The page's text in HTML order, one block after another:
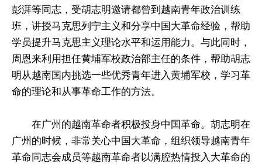
彭湃等同志，受胡志明邀请都曾到越南青年政治训练
班，讲授马克思列宁主义和分享中国大革命经验，帮助
学员提升马克思主义理论水平和运用能力。与此同时，
周恩来利用担任黄埔军校政治部主任的条件，帮助胡志
明从越南国内挑选一些优秀青年进入黄埔军校，学习革
命的理论和从事革命工作的方法。
在广州的越南革命者积极投身中国革命。胡志明在
广州的时候，非常关心中国大革命，组织领导越南青年
革命同志会成员等越南革命者以满腔热情投入大革命的